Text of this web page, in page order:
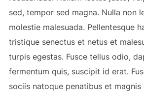
sed, tempor sed magna. Nulla non
molestie malesuada. Pellentesque
tristique senectus et netus et
turpis egestas. Fusce tellus odio,
fermentum quis, suscipit id erat.
sociis natoque penatibus et